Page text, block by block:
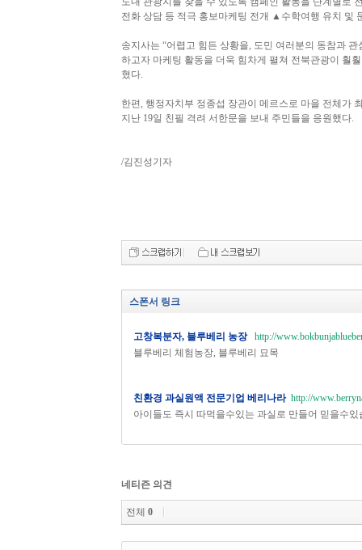
전화 상담 등 적극 홍보마케팅 전개 ▲수학여행 유치 및
송지사는 “어렵고 힘든 상황을, 도민 여러분의 동참과
하고자 마케팅 활동을 더욱 힘차게 펼쳐 전북관광이 훨
혔다.
한편, 행정자치부 정종섭 장관이 메르스로 마을 전체가
지난 19일 친필 격려 서한문을 보내 주민들을 응원했다.
/김진성기자
스폰서 링크
고창복분자, 블루베리 농장 http://
블루베리 체험농장, 블루베리 묘목
친환경 과실원액 전문기업 베리나라 http://
아이들도 즉시 따먹을수있는 과실로 만들어 믿을수있
네티즌 의견
전체 0